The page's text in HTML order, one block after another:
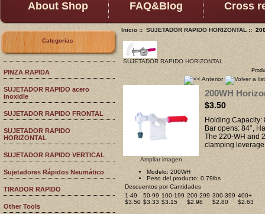
About Shop FAQ&Blog Cross
Categorías
PINZA RAPIDA
SUJETADOR RAPIDO acero
inoxidle
SUJETADOR RAPIDO FRONTAL
SUJETADOR RAPIDO
HORIZONTAL
SUJETADOR RAPIDO VERTICAL
Sujetadores Rápidos Neumático
TIRADOR RAPIDO
Other Tools
Inicio:: SUJETADOR RAPIDO HORIZONTAL::
SUJETADOR RAPIDO HORIZONTAL
Ampliar imagen
200WH
$3.50
Holding Capacity:
Bar opens: 84°,
The 220-WH and
clamping
Modelo: 200WH
Peso del producto: 0.79lbs
Descuentos por Cantidades
1-49
$3.50
50-99
$3.33
100-199
$3.15
200-299
$2.98
300-399
$2.80
400+
$2.63